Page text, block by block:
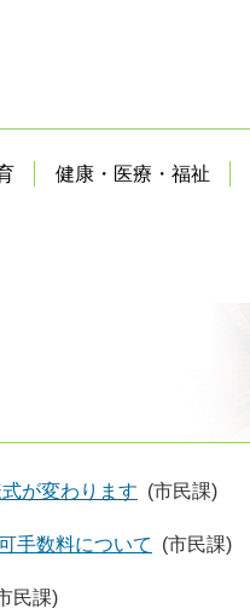
健康・医療・福祉
が変わります (市民課)
手数料について (市民課)
民課)